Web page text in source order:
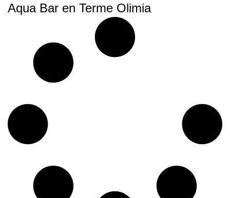
Aqua Bar en Terme Olimia